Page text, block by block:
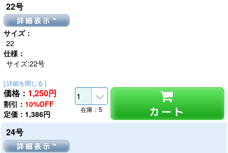
22号
詳細表示
サイズ：
22
仕様：
サイズ:22号
[ 詳細を閉じる ]
価格： 1,250円
割引： 10%OFF
定価：1,386円
カート
在庫：5
24号
詳細表示